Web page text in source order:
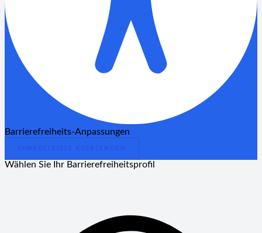
Barrierefreiheits-Anpassungen
Wählen Sie Ihr Barrierefreiheitsprofil